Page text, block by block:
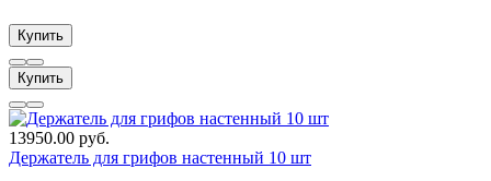
Купить
Купить
13950.00 руб.
Держатель для грифов настенный 10 шт